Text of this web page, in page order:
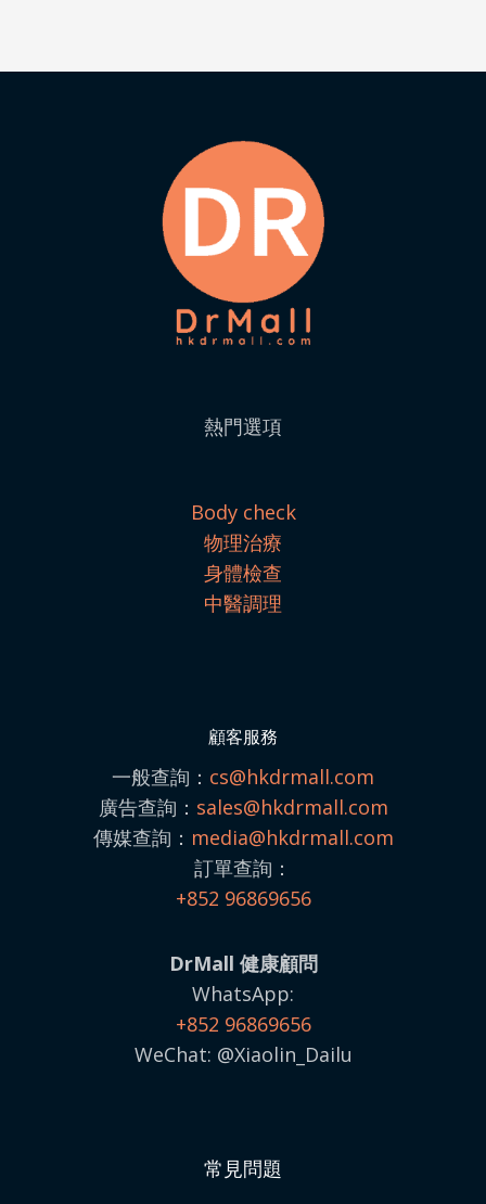
熱門選項
Body check
物理治療
身體檢查
中醫調理
顧客服務
一般查詢： cs@hkdrmall.com
廣告查詢： sales@hkdrmall.com
傳媒查詢： media@hkdrmall.com
訂單查詢：
+852 96869656
DrMall 健康顧問
WhatsApp:
+852 96869656
WeChat: @Xiaolin_Dailu
常見問題